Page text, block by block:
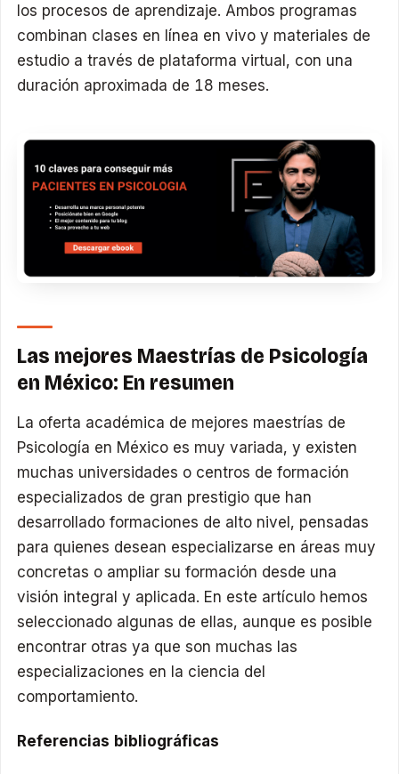
los procesos de aprendizaje. Ambos programas
combinan clases en línea en vivo y materiales de
estudio a través de plataforma virtual, con una
duración aproximada de 18 meses.
Las mejores Maestrías de Psicología
en México: En resumen
La oferta académica de mejores maestrías de
Psicología en México es muy variada, y existen
muchas universidades o centros de formación
especializados de gran prestigio que han
desarrollado formaciones de alto nivel, pensadas
para quienes desean especializarse en áreas muy
concretas o ampliar su formación desde una
visión integral y aplicada. En este artículo hemos
seleccionado algunas de ellas, aunque es posible
encontrar otras ya que son muchas las
especializaciones en la ciencia del
comportamiento.
Referencias bibliográficas